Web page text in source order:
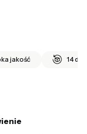
jakość 14 dni